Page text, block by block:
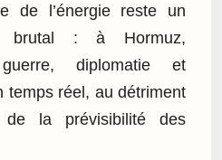
de l’énergie reste un
brutal : à Hormuz,
diplomatie et
temps réel, au détriment
la prévisibilité des